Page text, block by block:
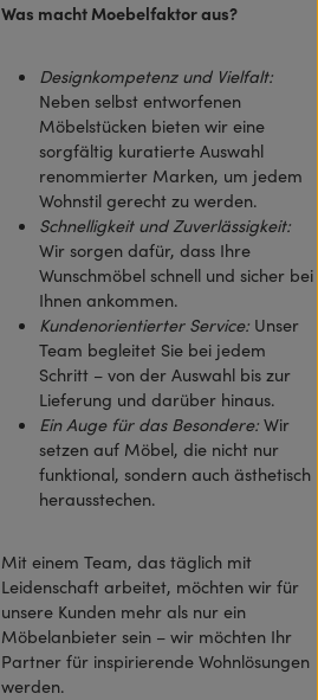
Was macht Moebelfaktor aus?
Designkompetenz und Vielfalt:
Neben selbst entworfenen
Möbelstücken bieten wir eine
sorgfältig kuratierte Auswahl
renommierter Marken, um jedem
Wohnstil gerecht zu werden.
Schnelligkeit und Zuverlässigkeit:
Wir sorgen dafür, dass Ihre
Wunschmöbel schnell und sicher bei
Ihnen ankommen.
Kundenorientierter Service: Unser
Team begleitet Sie bei jedem
Schritt – von der Auswahl bis zur
Lieferung und darüber hinaus.
Ein Auge für das Besondere: Wir
setzen auf Möbel, die nicht nur
funktional, sondern auch ästhetisch
herausstechen.
Mit einem Team, das täglich mit
Leidenschaft arbeitet, möchten wir für
unsere Kunden mehr als nur ein
Möbelanbieter sein – wir möchten Ihr
Partner für inspirierende Wohnlösungen
werden.